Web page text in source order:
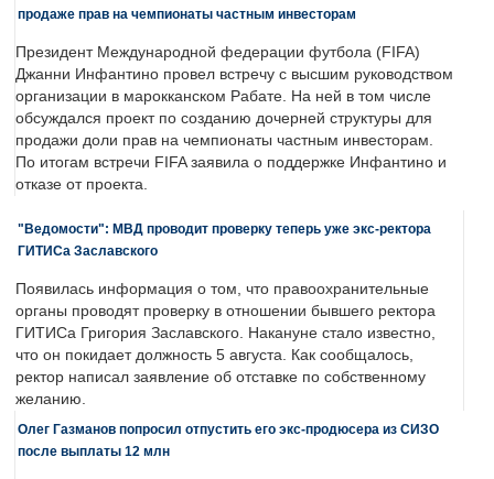
продаже прав на чемпионаты частным инвесторам
Президент Международной федерации футбола (FIFA)
Джанни Инфантино провел встречу с высшим руководством
организации в марокканском Рабате. На ней в том числе
обсуждался проект по созданию дочерней структуры для
продажи доли прав на чемпионаты частным инвесторам.
По итогам встречи FIFA заявила о поддержке Инфантино и
отказе от проекта.
"Ведомости": МВД проводит проверку теперь уже экс-ректора
ГИТИСа Заславского
Появилась информация о том, что правоохранительные
органы проводят проверку в отношении бывшего ректора
ГИТИСа Григория Заславского. Накануне стало известно,
что он покидает должность 5 августа. Как сообщалось,
ректор написал заявление об отставке по собственному
желанию.
Олег Газманов попросил отпустить его экс-продюсера из СИЗО
после выплаты 12 млн